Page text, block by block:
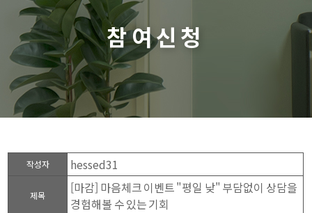
집단상담
상담특강
상담수련
공지사항
참여신청
작성자 hessed31
제목
[마감] 마음체크 이벤트 "평일 낮" 부담없이 상담을
경험해볼 수 있는 기회